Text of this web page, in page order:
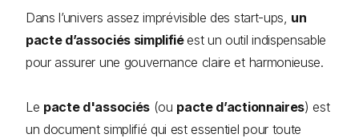
Dans l’univers assez imprévisible des start-ups, un
pacte d’associés simplifiéest un outil indispensable
pour assurer une gouvernance claire et harmonieuse.
Le pacte d'associés(ou pacte d’actionnaires) est
un document simplifié qui est essentiel pour toute